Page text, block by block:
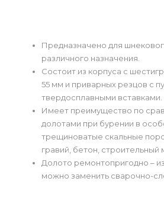
Предназначено для
различного назначения.
Состоит из корпуса с
55 мм и приварных резцов с
твердосплавными вставками.
Имеет преимущество по
долотами при бурении в
трещиноватые скальные
гравий, бетон, строительный
Долото ремонтопригодно –
можно заменить сварочно-